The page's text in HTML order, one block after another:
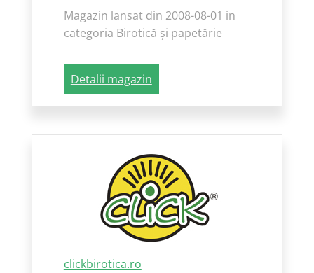
Magazin lansat din 2008-08-01 in
categoria Birotică și papetărie
Detalii magazin
clickbirotica.ro